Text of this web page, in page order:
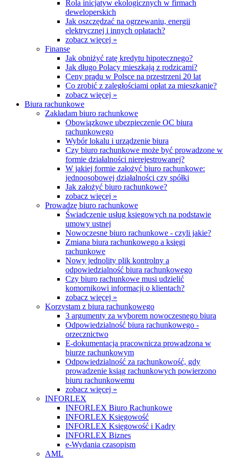
Rola inicjatyw ekologicznych w firmach
deweloperskich
Jak oszczędzać na ogrzewaniu, energii
elektrycznej i innych opłatach?
zobacz więcej »
Finanse
Jak obniżyć ratę kredytu hipotecznego?
Jak długo Polacy mieszkają z rodzicami?
Ceny prądu w Polsce na przestrzeni 20 lat
Co zrobić z zaległościami opłat za mieszkanie?
zobacz więcej »
Biura rachunkowe
Zakładam biuro rachunkowe
Obowiązkowe ubezpieczenie OC biura
rachunkowego
Wybór lokalu i urządzenie biura
Czy biuro rachunkowe może być prowadzone w
formie działalności nierejestrowanej?
W jakiej formie założyć biuro rachunkowe:
jednoosobowej działalności czy spółki
Jak założyć biuro rachunkowe?
zobacz więcej »
Prowadzę biuro rachunkowe
Świadczenie usług księgowych na podstawie
umowy ustnej
Nowoczesne biuro rachunkowe - czyli jakie?
Zmiana biura rachunkowego a księgi
rachunkowe
Nowy jednolity plik kontrolny a
odpowiedzialność biura rachunkowego
Czy biuro rachunkowe musi udzielić
komornikowi informacji o klientach?
zobacz więcej »
Korzystam z biura rachunkowego
3 argumenty za wyborem nowoczesnego biura
Odpowiedzialność biura rachunkowego -
orzecznictwo
E-dokumentacja pracownicza prowadzona w
biurze rachunkowym
Odpowiedzialność za rachunkowość, gdy
prowadzenie ksiąg rachunkowych powierzono
biuru rachunkowemu
zobacz więcej »
INFORLEX
INFORLEX Biuro Rachunkowe
INFORLEX Księgowość
INFORLEX Księgowość i Kadry
INFORLEX Biznes
e-Wydania czasopism
AML